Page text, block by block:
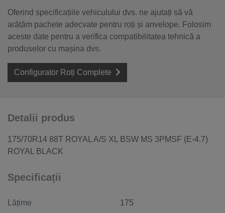
Oferind specificațiile vehiculului dvs. ne ajutați să vă
arătăm pachete adecvate pentru roți și anvelope. Folosim
aceste date pentru a verifica compatibilitatea tehnică a
produselor cu mașina dvs.
Configurator Roți Complete
Detalii produs
175/70R14 88T ROYAL A/S XL BSW MS 3PMSF (E-4.7)
ROYAL BLACK
Specificații
Lățime 175